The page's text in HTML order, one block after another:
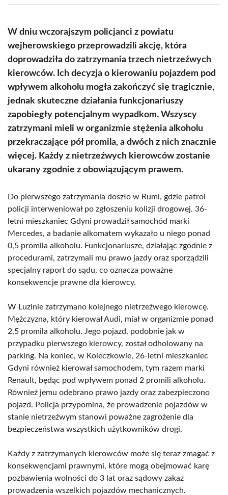
(Twitter)
W dniu wczorajszym policjanci z powiatu
wejherowskiego przeprowadzili akcję, która
doprowadziła do zatrzymania trzech nietrzeźwych
kierowców. Ich decyzja o kierowaniu pojazdem pod
wpływem alkoholu mogła zakończyć się tragicznie,
jednak skuteczne działania funkcjonariuszy
zapobiegły potencjalnym wypadkom. Wszyscy
zatrzymani mieli w organizmie stężenia alkoholu
przekraczające pół promila, a dwóch z nich znacznie
więcej. Każdy z nietrzeźwych kierowców zostanie
ukarany zgodnie z obowiązującym prawem.
Do pierwszego zatrzymania doszło w Rumi, gdzie patrol
policji interweniował po zgłoszeniu kolizji drogowej. 36-
letni mieszkaniec Gdyni prowadził samochód marki
Mercedes, a badanie alkomatem wykazało u niego ponad
0,5 promila alkoholu. Funkcjonariusze, działając zgodnie z
procedurami, zatrzymali mu prawo jazdy oraz sporządzili
specjalny raport do sądu, co oznacza poważne
konsekwencje prawne dla kierowcy.
W Luzinie zatrzymano kolejnego nietrzeźwego kierowcę.
Mężczyzna, który kierował Audi, miał w organizmie ponad
2,5 promila alkoholu. Jego pojazd, podobnie jak w
przypadku pierwszego kierowcy, został odholowany na
parking. Na koniec, w Koleczkowie, 26-letni mieszkaniec
Gdyni również kierował samochodem, tym razem marki
Renault, będąc pod wpływem ponad 2 promili alkoholu.
Również jemu odebrano prawo jazdy oraz zabezpieczono
pojazd. Policja przypomina, że prowadzenie pojazdów w
stanie nietrzeźwym stanowi poważne zagrożenie dla
bezpieczeństwa wszystkich użytkowników drogi.
Każdy z zatrzymanych kierowców może się teraz zmagać z
konsekwencjami prawnymi, które mogą obejmować karę
pozbawienia wolności do 3 lat oraz sądowy zakaz
prowadzenia wszelkich pojazdów mechanicznych.